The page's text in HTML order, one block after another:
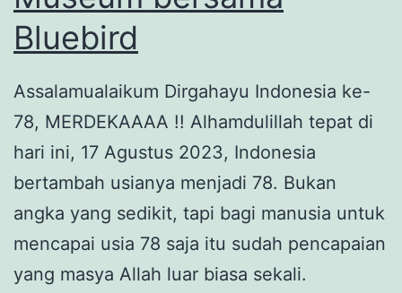
Bluebird
Assalamualaikum Dirgahayu Indonesia ke-
78, MERDEKAAAA !! Alhamdulillah tepat di
hari ini, 17 Agustus 2023, Indonesia
bertambah usianya menjadi 78. Bukan
angka yang sedikit, tapi bagi manusia untuk
mencapai usia 78 saja itu sudah pencapaian
yang masya Allah luar biasa sekali.